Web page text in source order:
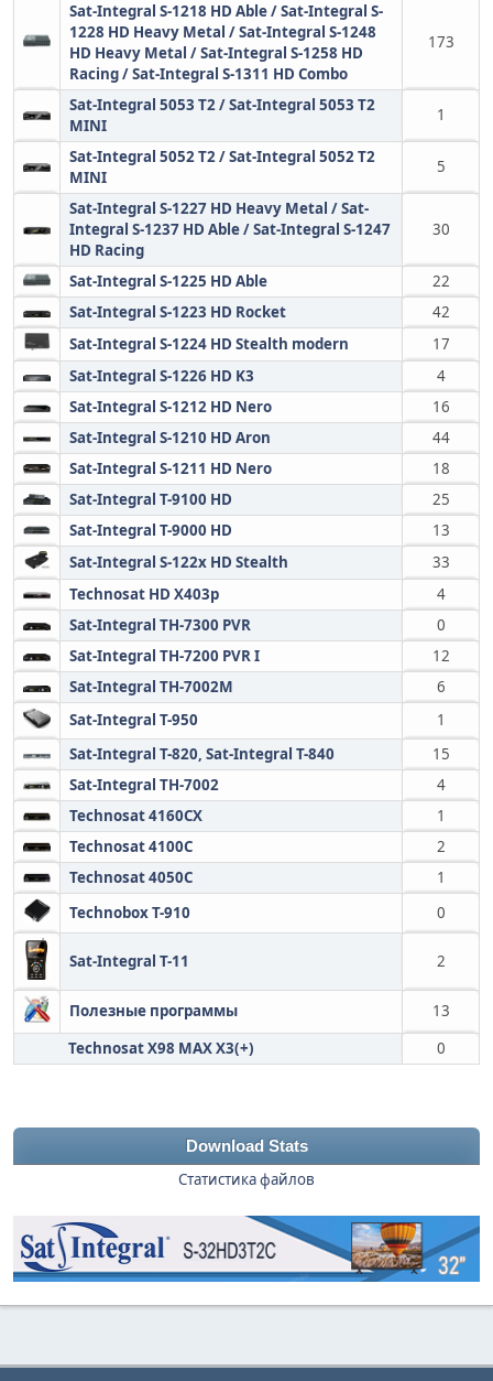
Sat-Integral S-1218 HD Able / Sat-Integral S-
1228 HD Heavy Metal / Sat-Integral S-1248
HD Heavy Metal / Sat-Integral S-1258 HD
Racing / Sat-Integral S-1311 HD Combo
173
Sat-Integral 5053 T2 / Sat-Integral 5053 T2
MINI
1
Sat-Integral 5052 T2 / Sat-Integral 5052 T2
MINI
5
Sat-Integral S-1227 HD Heavy Metal / Sat-
Integral S-1237 HD Able / Sat-Integral S-1247
HD Racing
30
Sat-Integral S-1225 HD Able
22
Sat-Integral S-1223 HD Rocket
42
Sat-Integral S-1224 HD Stealth modern
17
Sat-Integral S-1226 HD K3
4
Sat-Integral S-1212 HD Nero
16
Sat-Integral S-1210 HD Aron
44
Sat-Integral S-1211 HD Nero
18
Sat-Integral T-9100 HD
25
Sat-Integral T-9000 HD
13
Sat-Integral S-122x HD Stealth
33
Technosat HD X403p
4
Sat-Integral TH-7300 PVR
0
Sat-Integral TH-7200 PVR I
12
Sat-Integral TH-7002M
6
Sat-Integral T-950
1
Sat-Integral T-820, Sat-Integral T-840
15
Sat-Integral TH-7002
4
Technosat 4160CX
1
Technosat 4100C
2
Technosat 4050C
1
Technobox T-910
0
Sat-Integral T-11 2
Полезные программы
13
Technosat X98 MAX X3(+)
0
Download Stats
Статистика файлов